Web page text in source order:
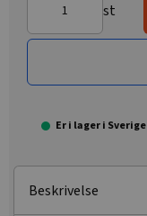
st
Er i lager i Sverige
Beskrivelse